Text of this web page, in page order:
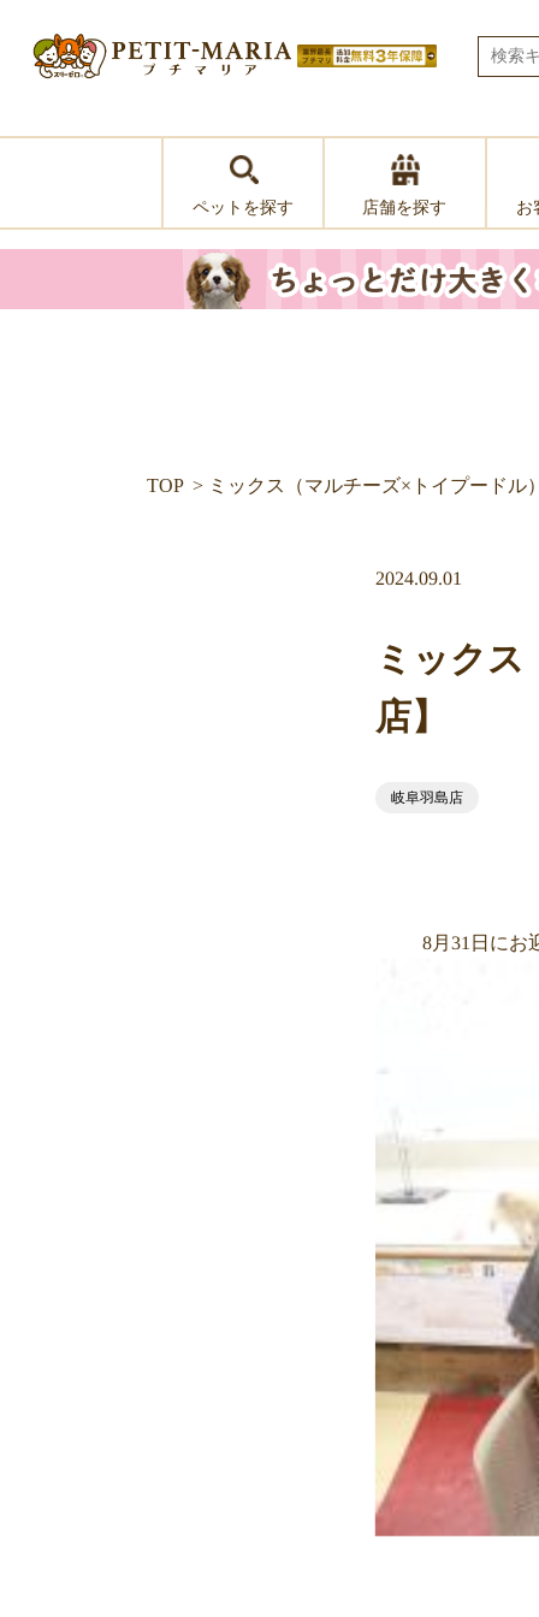
ペットを探す 店舗を探す お
TOP ミックス（マルチーズ×トイプードル
2024.09.01
ミック
店】
岐阜羽島店
8月31日にお